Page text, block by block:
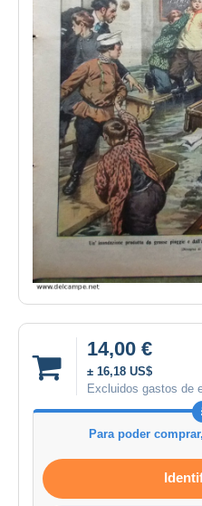
14,00 €
± 16,18 US$
Excluidos gastos de
Para poder